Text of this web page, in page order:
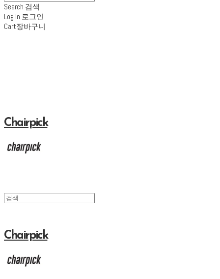
Search 검색
Log In 로그인
Cart장바구니
Chairpick
Chairpick